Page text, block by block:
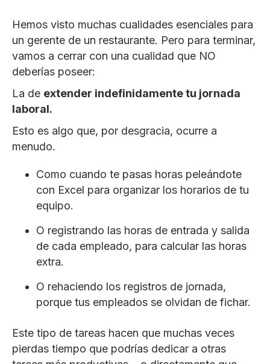
Hemos visto muchas cualidades esenciales para
un gerente de un restaurante. Pero para terminar,
vamos a cerrar con una cualidad que NO
deberías poseer:
La de extender indefinidamente tu jornada
laboral.
Esto es algo que, por desgracia, ocurre a
menudo.
Como cuando te pasas horas peleándote
con Excel para organizar los horarios de tu
equipo.
O registrando las horas de entrada y salida
de cada empleado, para calcular las horas
extra.
O rehaciendo los registros de jornada,
porque tus empleados se olvidan de fichar.
Este tipo de tareas hacen que muchas veces
pierdas tiempo que podrías dedicar a otras